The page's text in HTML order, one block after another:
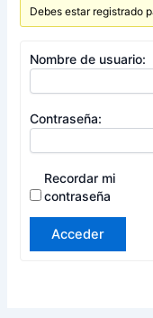
Debes estar registrado
Nombre de usuario:
Contraseña:
Recordar mi
contraseña
Acceder